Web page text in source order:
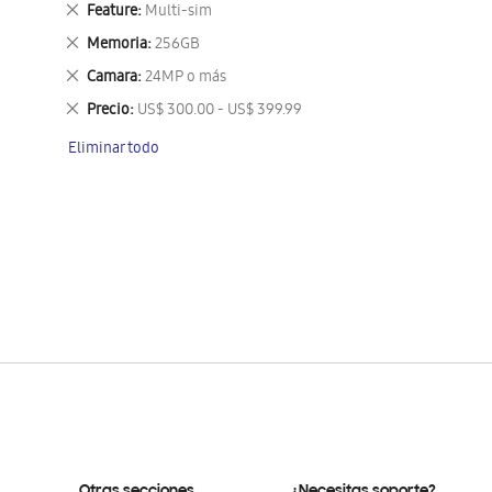
Feature Multi-sim
Eliminar
este
artículo
Memoria 256GB
Eliminar
este
artículo
Camara 24MP o más
Eliminar
este
artículo
Precio US$ 300.00 - US$ 399.99
Eliminar
artículo
Eliminar todo